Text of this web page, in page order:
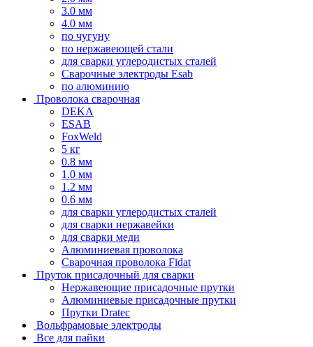
3.0 мм
4.0 мм
по чугуну
по нержавеющей стали
для сварки углеродистых сталей
Сварочные электроды Esab
по алюминию
Проволока сварочная
DEKA
ESAB
FoxWeld
5 кг
0.8 мм
1.0 мм
1.2 мм
0.6 мм
для сварки углеродистых сталей
для сварки нержавейки
для сварки меди
Алюминиевая проволока
Сварочная проволока Fidat
Пруток присадочный для сварки
Нержавеющие присадочные прутки
Алюминиевые присадочные прутки
Прутки Dratec
Вольфрамовые электроды
Все для пайки